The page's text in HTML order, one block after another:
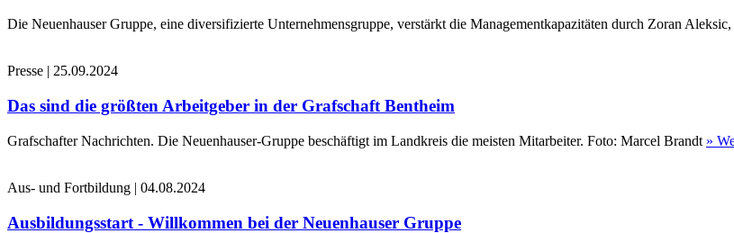
Die Neuenhauser Gruppe, eine diversifizierte Unternehmensgruppe, verstärkt die Managementkapazitäten durch Zoran
Presse | 25.09.2024
Das sind die größten Arbeitgeber in der Grafschaft Bentheim
Grafschafter Nachrichten. Die Neuenhauser-Gruppe beschäftigt im Landkreis die meisten Mitarbeiter. Foto: Marcel Brandt »
Aus- und Fortbildung | 04.08.2024
Ausbildungsstart - Willkommen bei der Neuenhauser Gruppe